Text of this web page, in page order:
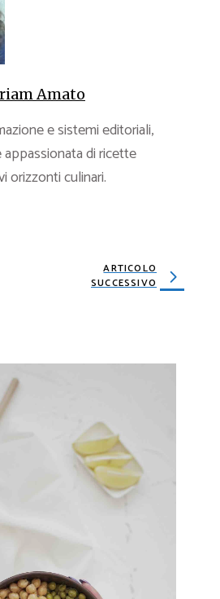
Amato
e sistemi editoriali,
di ricette
orizzonti culinari.
ARTICOLO
SUCCESSIVO